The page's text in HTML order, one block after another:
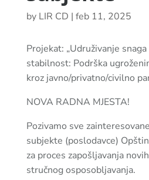
by LIR CD | feb 11, 2025
Projekat: „Udruživanje
stabilnost: Podrška
kroz javno/privatno/civilno
NOVA RADNA MJESTA!
Pozivamo sve
subjekte (poslodavce)
za proces zapošljavanja
stručnog osposobljavanja.